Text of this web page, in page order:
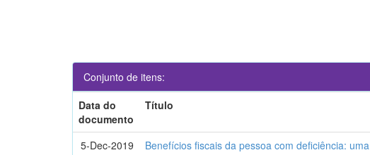
Conjunto de itens:
Data do
documento
Título
5-Dec-2019
Benefícios fiscais da pessoa com deficiência: uma